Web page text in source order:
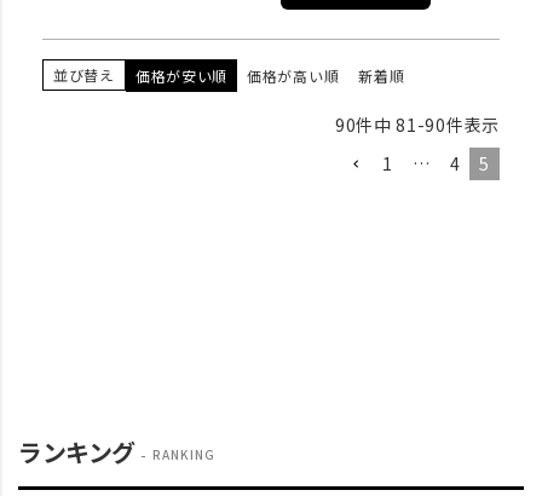
並び替え 価格が安い順 価格が高い順 新着順
90件中 81 -90件表示
1
… 4 5
ランキング RANKING